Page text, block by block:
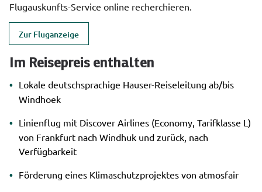
Flugauskunfts-Service online recherchieren.
Zur Fluganzeige
Im Reisepreis enthalten
Lokale deutschsprachige Hauser-Reiseleitung ab/bis
Windhoek
Linienflug mit Discover Airlines (Economy, Tarifklasse L)
von Frankfurt nach Windhuk und zurück, nach
Verfügbarkeit
Förderung eines Klimaschutzprojektes von atmosfair